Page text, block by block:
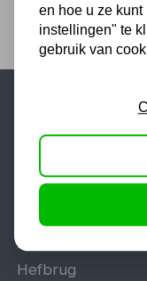
Populaire
Lasapparaat
Tig lasapparaat
Aggregaat
Hefbrug
en hoe u ze
instellingen" te
gebruik van